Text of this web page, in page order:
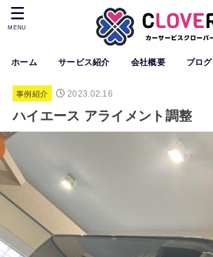
ホーム サービス紹介 会社概要 ブログ
MENU
事例紹介 2023.02.16
ハイエース アライメント調整